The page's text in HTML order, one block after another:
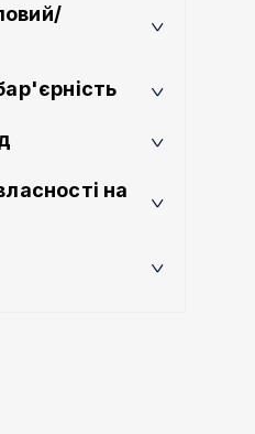
на